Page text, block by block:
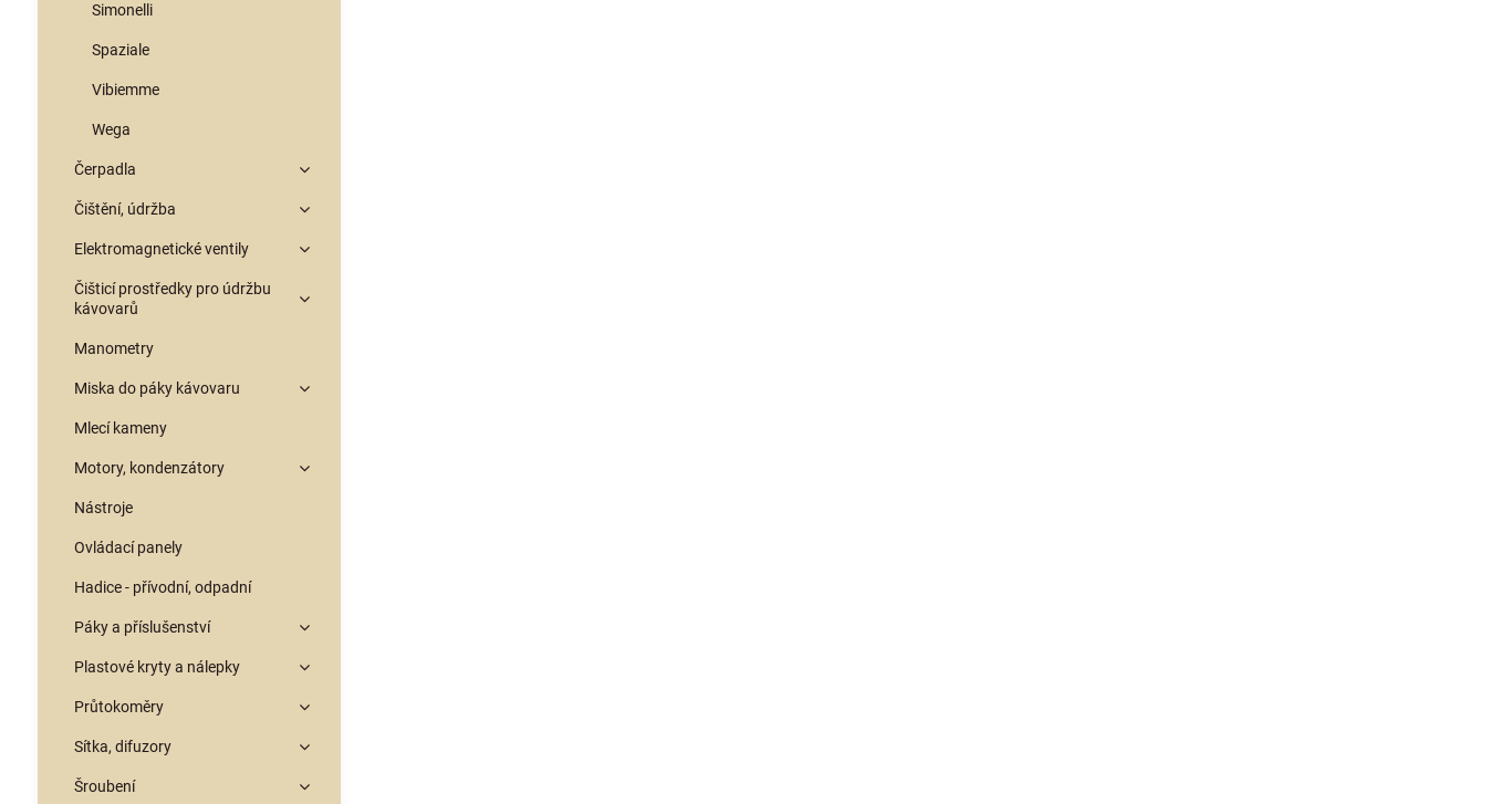
Simonelli
Spaziale
Vibiemme
Wega
Čerpadla
Čištění, údržba
Elektromagnetické ventily
Čišticí prostředky pro údržbu
kávovarů
Manometry
Miska do páky kávovaru
Mlecí kameny
Motory, kondenzátory
Nástroje
Ovládací panely
Hadice - přívodní, odpadní
Páky a příslušenství
Plastové kryty a nálepky
Průtokoměry
Sítka, difuzory
Šroubení